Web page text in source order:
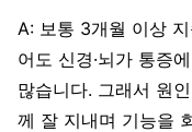
A: 보통 3개월 이상
어도 신경·뇌가 통증
많습니다. 그래서 원
께 잘 지내며 기능을